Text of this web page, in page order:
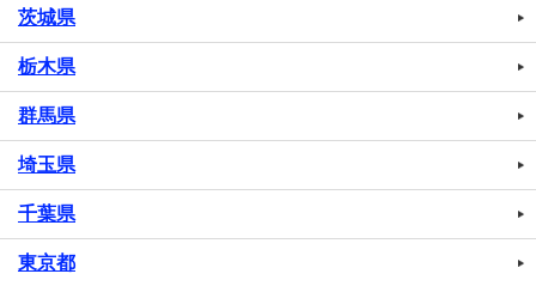
茨城県
栃木県
群馬県
埼玉県
千葉県
東京都